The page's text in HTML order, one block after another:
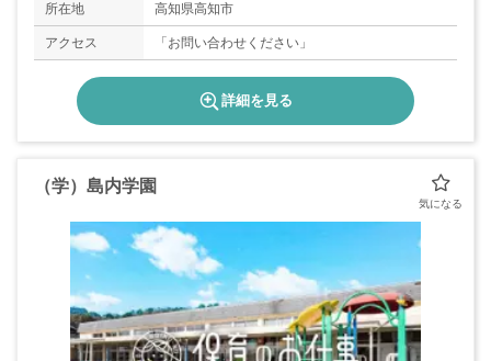
所在地 高知県高知市
アクセス 「お問い合わせください」
詳細を見る
（学）島内学園